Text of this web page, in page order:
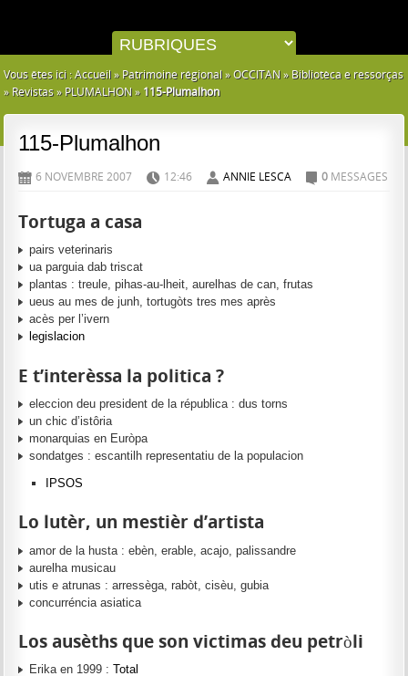
Vous êtes ici :Accueil » Patrimoine régional »OCCITAN » Bibliotèca e ressorças
» Revistas » PLUMALHON » 115-Plumalhon
115-Plumalhon
D 6 NOVEMBRE 2007 H 12:46 A ANNIE LESCA 0 MESSAGES
Tortuga a casa
pairs veterinaris
ua parguia dab triscat
plantas : treule, pihas-au-lheit, aurelhas de can, frutas
ueus au mes de junh, tortugòts tres mes après
acès per l’ivern
legislacion
E t’interèssa la politica ?
eleccion deu president de la républica : dus torns
un chic d’istôria
monarquias en Euròpa
sondatges : escantilh representatiu de la populacion
IPSOS
Lo lutèr, un mestièr d’artista
amor de la husta : ebèn, erable, acajo, palissandre
aurelha musicau
utis e atrunas : arressèga, rabòt, cisèu, gubia
concurréncia asiatica
Los ausèths que son victimas deu petròli
Erika en 1999 :Total